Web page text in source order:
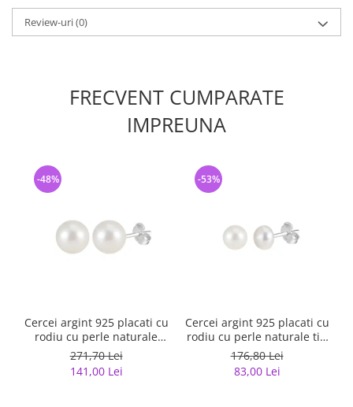
Review-uri(0)
FRECVENT CUMPARATE
IMPREUNA
Cercei argint 925 placati cu
rodiu cu perle naturale
rotunde
271,70 Lei
141,00 Lei
-48%
Cercei argint 925 placati cu
rodiu cu perle naturale tip
buton
176,80 Lei
83,00 Lei
-53%